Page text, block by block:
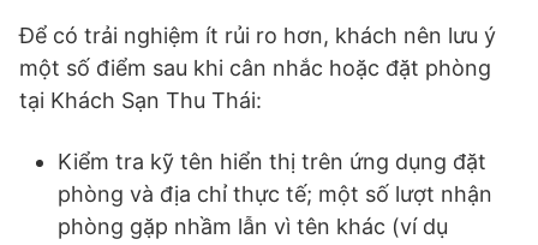
Để có trải nghiệm ít rủi ro hơn, khách nên lưu ý
một số điểm sau khi cân nhắc hoặc đặt phòng
tại Khách Sạn Thu Thái:
Kiểm tra kỹ tên hiển thị trên ứng dụng đặt
phòng và địa chỉ thực tế; một số lượt nhận
phòng gặp nhầm lẫn vì tên khác (ví dụ